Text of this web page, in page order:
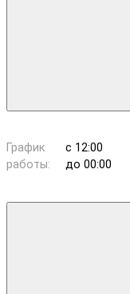
График
работы:
с 12:00
до 00:00